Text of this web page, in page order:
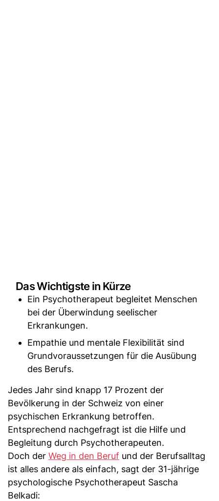
Das Wichtigste in Kürze
Ein Psychotherapeut begleitet Menschen
bei der Überwindung seelischer
Erkrankungen.
Empathie und mentale Flexibilität sind
Grundvoraussetzungen für die Ausübung
des Berufs.
Jedes Jahr sind knapp 17 Prozent der
Bevölkerung in der Schweiz von einer
psychischen Erkrankung betroffen.
Entsprechend nachgefragt ist die Hilfe und
Begleitung durch Psychotherapeuten.
Doch der Weg in den Beruf und der Berufsalltag
ist alles andere als einfach, sagt der 31-jährige
psychologische Psychotherapeut Sascha
Belkadi: